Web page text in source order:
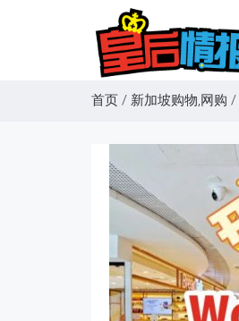
首页 / 新加坡购物,网购 /